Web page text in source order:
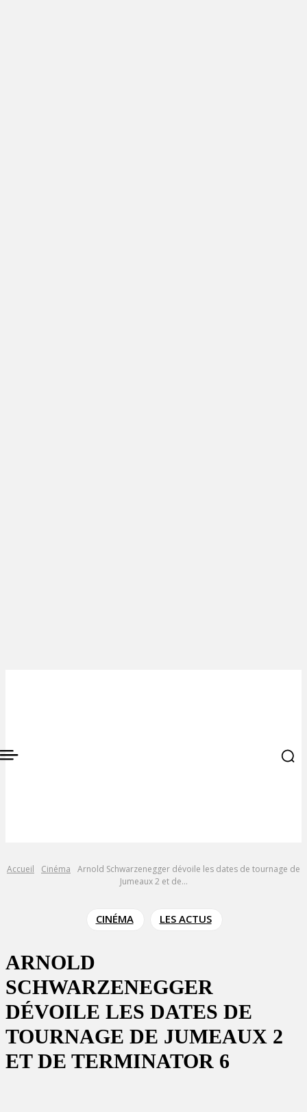
Accueil Cinéma
Arnold Schwarzenegger dévoile les dates de tournage de
Jumeaux 2 et de...
CINÉMA LES ACTUS
ARNOLD
SCHWARZENEGGER
DÉVOILE LES DATES DE
TOURNAGE DE JUMEAUX 2
ET DE TERMINATOR 6